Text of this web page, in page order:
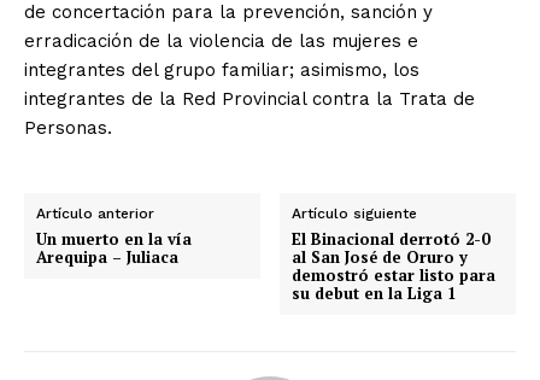
de concertación para la prevención, sanción y
erradicación de la violencia de las mujeres e
integrantes del grupo familiar; asimismo, los
integrantes de la Red Provincial contra la Trata de
Personas.
Artículo anterior
Un muerto en la vía
Arequipa – Juliaca
Artículo siguiente
El Binacional derrotó 2-0
al San José de Oruro y
demostró estar listo para
su debut en la Liga 1